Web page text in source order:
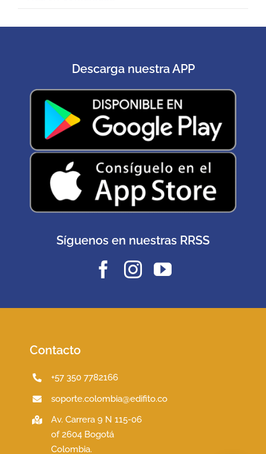
Descarga nuestra APP
Síguenos en nuestras RRSS
Contacto
+57 350 7782166
soporte.colombia@edifito.co
Av. Carrera 9 N 115-06
of 2604 Bogotá
Colombia.